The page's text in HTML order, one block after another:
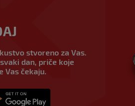
stvoreno za Vas.
dan, priče koje
Vas čekaju.